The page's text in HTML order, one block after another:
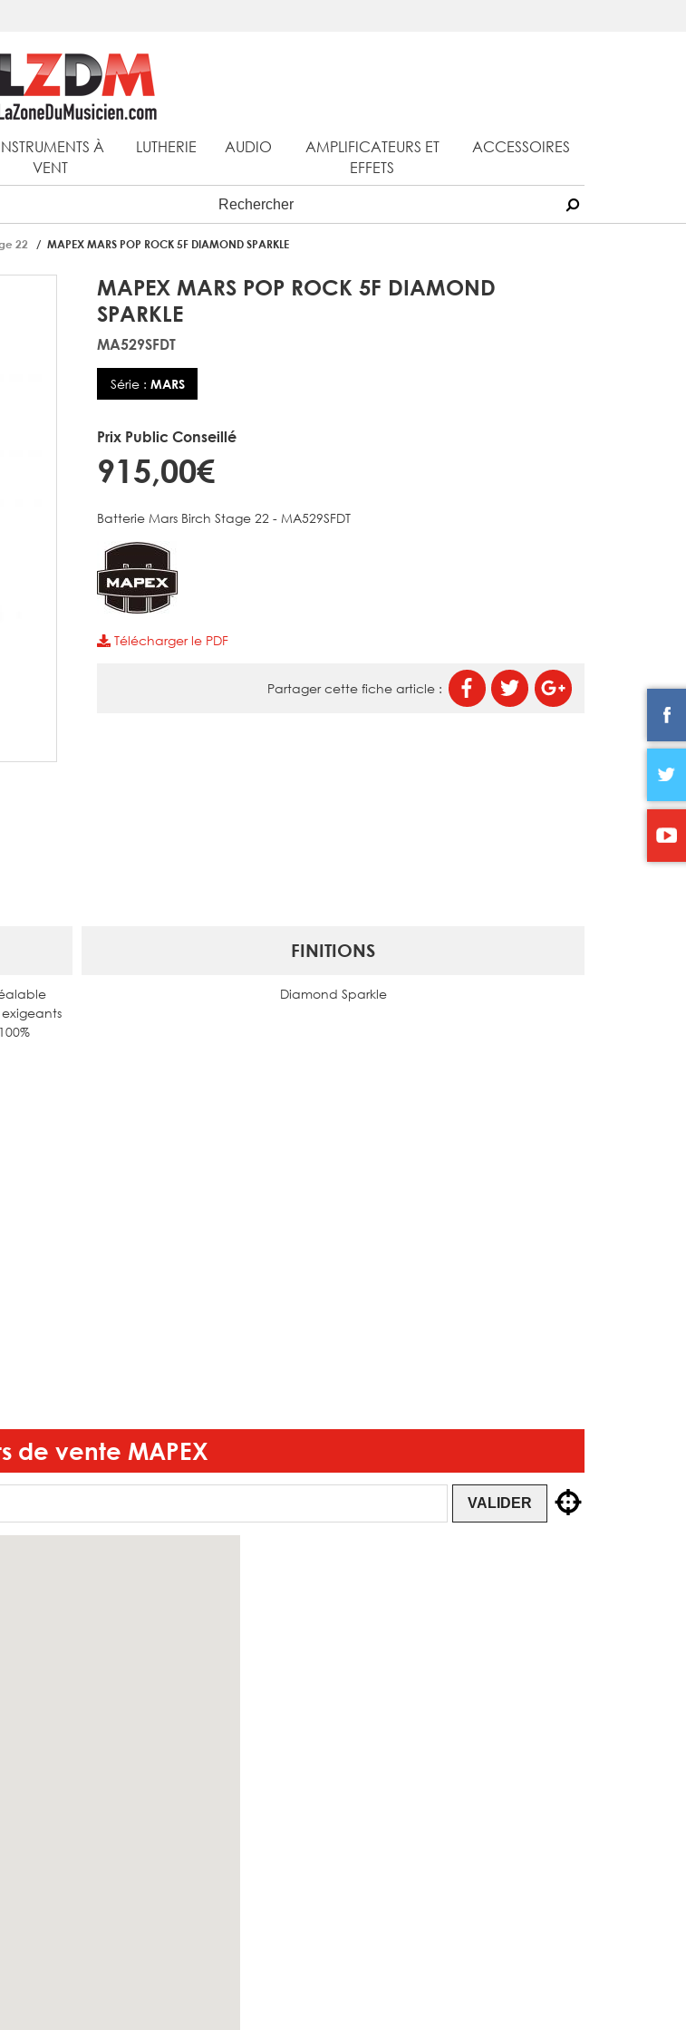
À
VENT
LUTHERIE AUDIO
AMPLIFICATEURS ET
EFFETS
ACCESSOIRES
22 MAPEX MARS POP ROCK 5F DIAMOND SPARKLE
MAPEX MARS POP ROCK 5F DIAMOND
SPARKLE
MA529SFDT
Série : MARS
Prix Public Conseillé
915,00€
Batterie Mars Birch Stage 22 - MA529SFDT
Télécharger le PDF
Partager cette fiche article :
FINITIONS
Diamond Sparkle
de vente MAPEX
VALIDER